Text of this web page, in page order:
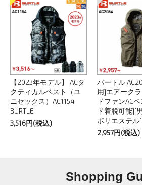
【2023年モデル】 ACタ
クティカルベスト（ユ
ニセックス）AC1154
BURTLE
3,516円(税込)
バートル
用]エアーク
ドファンAC
ド着脱可能][
ポリエステル
2,957円(税込)
Shopping